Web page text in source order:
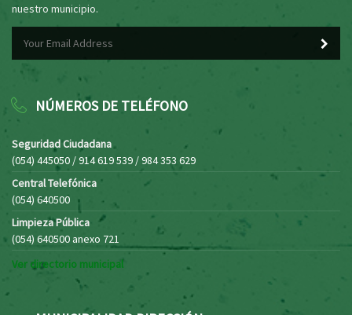
nuestro municipio.
NÚMEROS DE TELÉFONO
Seguridad Ciudadana
(054) 445050 / 914 619 539 / 984 353 629
Central Telefónica
(054) 640500
Limpieza Pública
(054) 640500 anexo 721
Ver directorio municipal